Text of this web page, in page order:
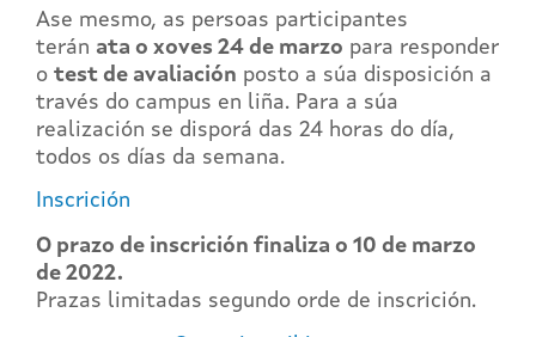
Ase mesmo, as persoas participantes
terán ata o xoves 24 de marzo para responder
o test de avaliación posto a súa disposición a
través do campus en liña. Para a súa
realización se disporá das 24 horas do día,
todos os días da semana.
Inscrición
O prazo de inscrición finaliza o 10 de marzo
de 2022.
Prazas limitadas segundo orde de inscrición.